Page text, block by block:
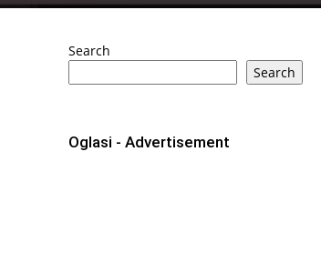
Search
Search
Oglasi - Advertisement